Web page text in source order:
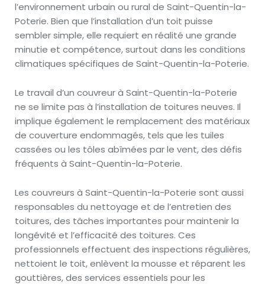
l’environnement urbain ou rural de Saint-Quentin-la-
Poterie. Bien que l’installation d’un toit puisse
sembler simple, elle requiert en réalité une grande
minutie et compétence, surtout dans les conditions
climatiques spécifiques de Saint-Quentin-la-Poterie.
Le travail d’un couvreur à Saint-Quentin-la-Poterie
ne se limite pas à l’installation de toitures neuves. Il
implique également le remplacement des matériaux
de couverture endommagés, tels que les tuiles
cassées ou les tôles abîmées par le vent, des défis
fréquents à Saint-Quentin-la-Poterie.
Les couvreurs à Saint-Quentin-la-Poterie sont aussi
responsables du nettoyage et de l’entretien des
toitures, des tâches importantes pour maintenir la
longévité et l’efficacité des toitures. Ces
professionnels effectuent des inspections régulières,
nettoient le toit, enlèvent la mousse et réparent les
gouttières, des services essentiels pour les